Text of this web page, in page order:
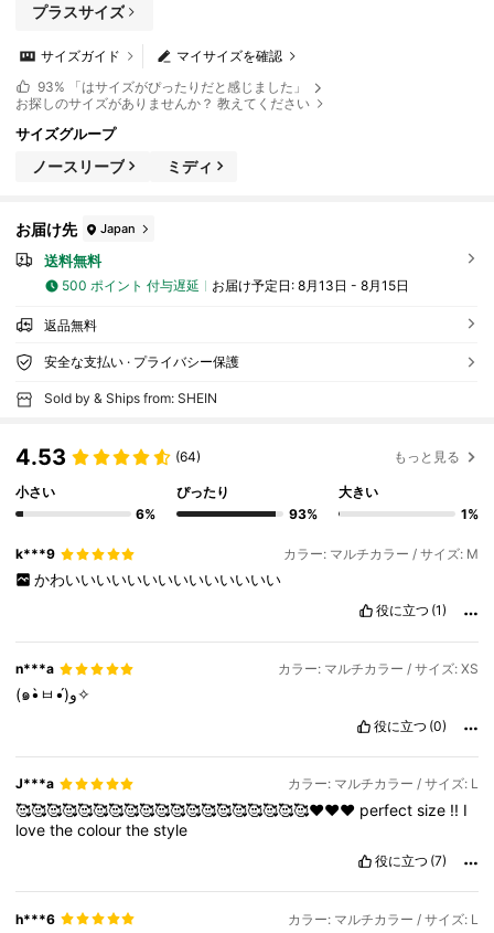
プラスサイズ
マイサイズを確認
サイズガイド
93% 「はサイズがぴったりだと感じました」
お探しのサイズがありませんか？ 教えてください
サイズグループ
ノースリーブ ミディ
お届け先 Japan
送料無料
500 ポイント 付与遅延 お届け予定日: 8月13日 - 8月15日
返品無料
安全な支払い · プライバシー保護
Sold by & Ships from: SHEIN
4.53 (64) もっと見る
小さい
6%
ぴったり
93%
大きい
1%
k***9 カラー: マルチカラー / サイズ: M
かわいいいいいいいいいいいいいい
役に立つ (1)
n***a カラー: マルチカラー / サイズ: XS
(๑•̀ㅂ•́)و✧
役に立つ (0)
J***a カラー: マルチカラー / サイズ: L
🥰🥰🥰🥰🥰🥰🥰🥰🥰🥰🥰🥰🥰🥰🥰🥰🥰🥰🥰❤️❤️❤️ perfectsize !! I
lovethecolourthestyle
役に立つ (7)
h***6 カラー: マルチカラー / サイズ: L